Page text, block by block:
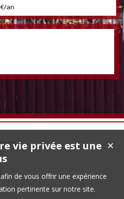
€/an
✕
vie privée est une
de vous offrir une expérience
pertinente sur notre site.